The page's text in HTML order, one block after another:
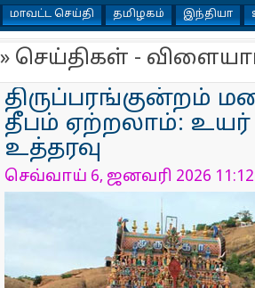
மாவட்ட செய்தி
தமிழகம் இந்தியா
» செய்திகள் -
திருப்பரங்குன்றம்
தீபம் ஏற்றலாம்: உயர்
உத்தரவு
செவ்வாய் 6, ஜனவரி 2026